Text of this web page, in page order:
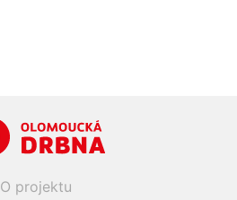
O projektu